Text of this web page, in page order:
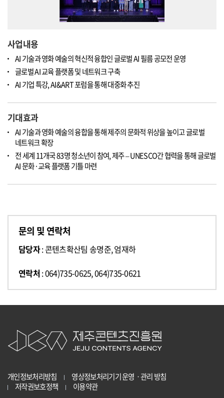
사업내용
AI 기술과 영화 예술의 혁신적 융합인 글로벌 AI 필름 공모전 운영
글로벌 AI 교육 플랫폼 및 네트워크 구축
AI 기업 특강, AI&ART 포럼을 통해 대중화 추진
기대효과
AI 기술과 영화 예술의 융합을 통해 제주의 문화적 위상을 높이고 글로벌
네트워크 확장
전 세계 11개국 83명 청소년이 참여, 제주 – UNESCO간 협력을 통해 글로벌
AI 문화·교육 플랫폼 기틀 마련
문의 및 연락처
담당자: 콘텐츠확산팀 송명준, 엄재하
연락처 : 064)735-0625, 064)735-0621
개인정보처리방침
영상정보처리기기 운영ㆍ관리 방침
저작권보호정책
이용약관